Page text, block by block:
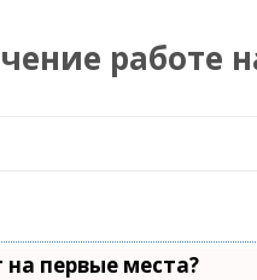
работе
первые места?